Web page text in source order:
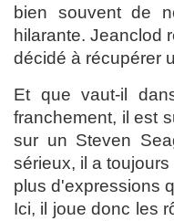
bien souvent de
hilarante. Jeanclod
décidé à récupérer
Et que vaut-il
franchement, il est
sur un Steven
sérieux, il a
plus d'expressions
Ici, il joue donc les